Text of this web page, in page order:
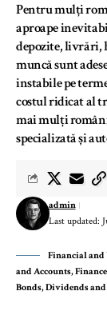
Pentru mulți
aproape
depozite, livrări,
muncă sunt
instabile pe
costul ridicat al
mai mulți
specializată și
Last updated:
admin
Financial and
and Accounts,
Bonds, Dividends